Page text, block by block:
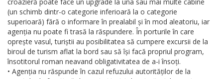
(un schimb dintr-o categorie inferioară la o categorie
superioară) fără o informare în prealabil și în mod aleatoriu, iar
agenția nu poate fi trasă la răspundere. În porturile în care
oprește vasul, turiștii au posibilitatea să cumpere excursii de la
biroul de turism aflat la bord sau să își facă propriul program,
însotitorul roman neavand obligativitatea de a-i însoți.
• Agenția nu răspunde în cazul refuzului autorităților de la